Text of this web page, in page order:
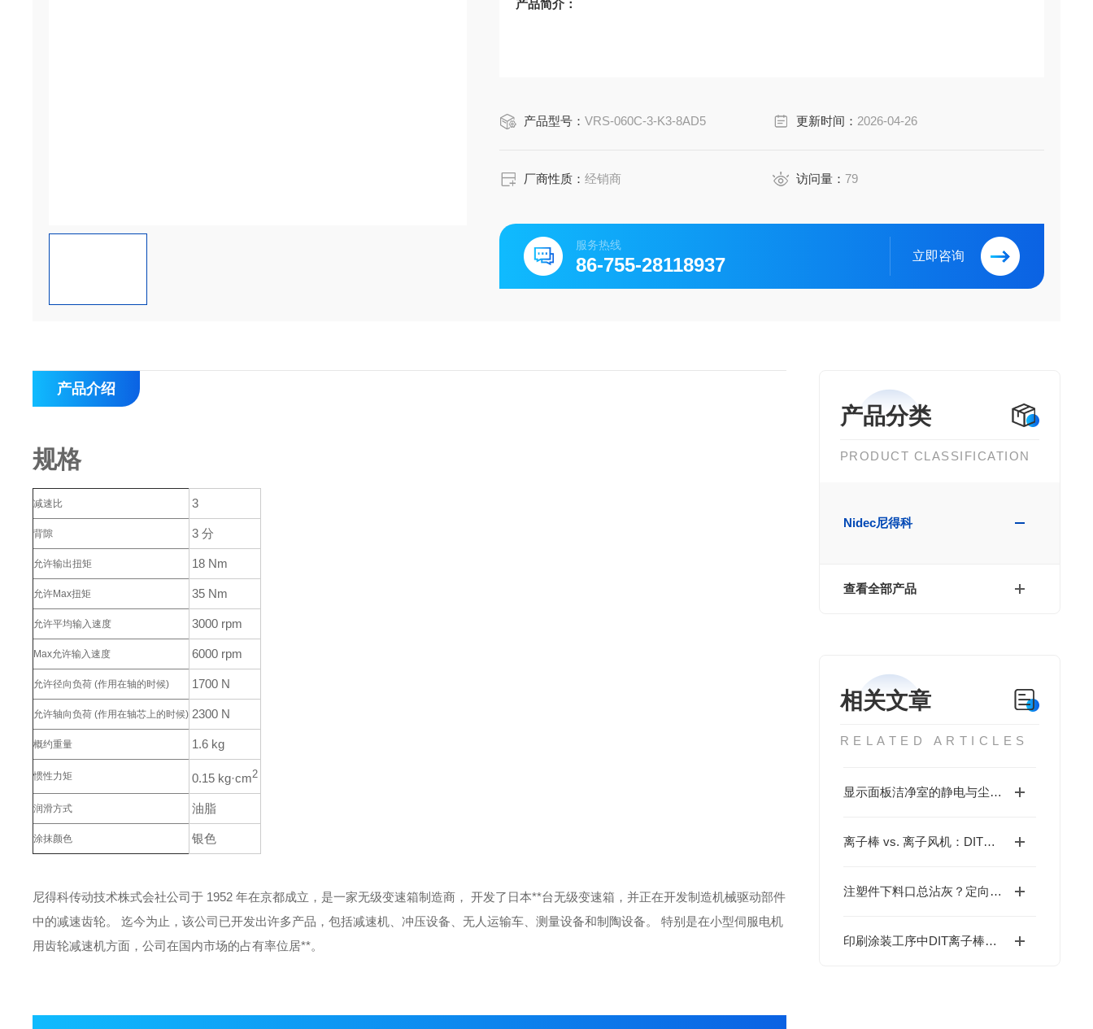
产品简介：
产品型号：VRS-060C-3-K3-8AD5 更新时间： 2026-04-26
厂商性质：经销商 访问量： 79
服务热线
86-755-28118937 立即咨询
产品分类
PRODUCT CLASSIFICATION
Nidec尼得科
查看全部产品
相关文章
RELATED ARTICLES
显示面板洁净室的静电与尘埃，为何传统过滤越““干净““越被动？
离子棒 vs. 离子风机：DIT静电消除设备怎么选？
注塑件下料口总沾灰？定向离子气流或许是更优解
印刷涂装工序中DIT离子棒的静电管理方案
产品介绍
规格
减速比 3
背隙 3 分
允许输出扭矩 18 Nm
允许Max扭矩 35 Nm
允许平均输入速度 3000 rpm
Max允许输入速度 6000 rpm
允许径向负荷 (作用在轴的时候) 1700 N
允许轴向负荷 (作用在轴芯上的时候) 2300 N
概约重量 1.6 kg
惯性力矩 0.15 kg·cm2
润滑方式 油脂
涂抹颜色 银色
尼得科传动技术株式会社公司于 1952 年在京都成立，是一家无级变速箱制造商，
开发了日本**台无级变速箱，并正在开发制造机械驱动部件
中的减速齿轮。
迄今为止，该公司已开发出许多产品，包括减速机、冲压设备、无人运输车、测量设备和制陶设备。
特别是在小型伺服电机
用齿轮减速机方面，公司在国内市场的占有率位居**。